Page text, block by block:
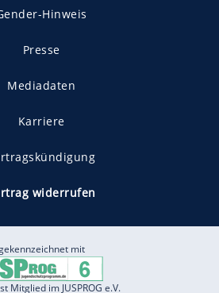
Hinweis
Presse
Mediadaten
Karriere
widerrufen
mit
Mitglied im JUSPROG e.V.